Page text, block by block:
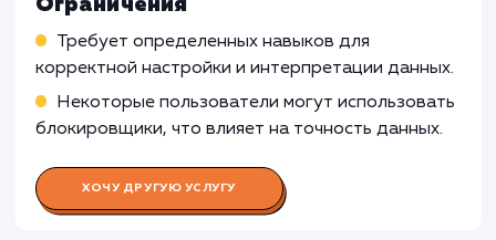
аудитории.
Узнать почему
Раскладываем